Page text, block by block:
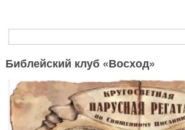
Форма поиска
Библейский клуб «Восход»